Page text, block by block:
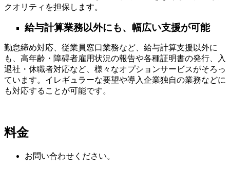
クオリティを担保します。
給与計算業務以外にも、幅広い支援が可能
勤怠締め対応、従業員窓口業務など、給与計算支援以外に
も、高年齢・障碍者雇用状況の報告や各種証明書の発行、入
退社・休職者対応など、様々なオプションサービスがそろっ
ています。イレギュラーな要望や導入企業独⾃の業務などに
も対応することが可能です。
料金
お問い合わせください。